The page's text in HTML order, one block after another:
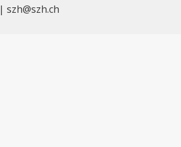
|szh@szh.ch